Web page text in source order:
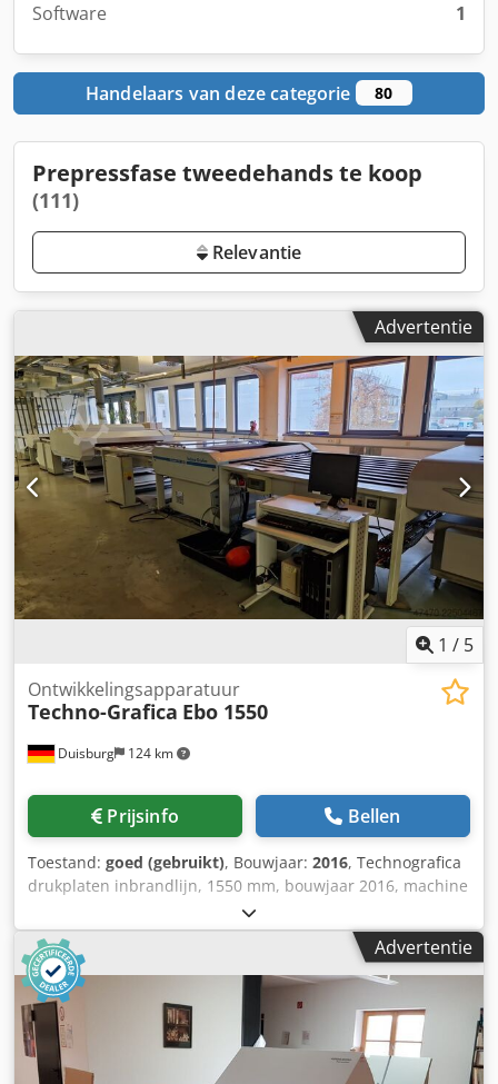
Software
1
Handelaars van deze categorie 80
Prepressfase tweedehands te koop
(111)
Relevantie
Advertentie
1 / 5
Duisburg 124 km
Ontwikkelingsapparatuur
Techno-Grafica Ebo 1550
Prijsinfo Bellen
Toestand: goed (gebruikt), Bouwjaar: 2016, Technografica
drukplaten inbrandlijn, 1550 mm, bouwjaar 2016, machine
voor het ontwikkelen van drukplaten, fabrikant Techno-
Grafica, type TPP9001M, bouwjaar 2002. 2
overdrachtstafels, fabrikant Techno-Grafica, model
CTA1550, bouwjaar 2002. Inbrandoven, fabrikant Techno-
Grafica, model EBO1550, bouwjaar 2002. Ontgomingsunit,
fabrikant Techno-Grafica, model SPG1550, bouwjaar 2006.
Drukplatenstapelaar, fabrikant Techno-Grafica, model
PSTHS1550. Credpfx Aijzr Haxj Dof
Advertentie